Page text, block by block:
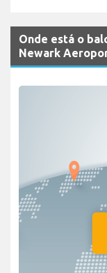
Onde está o
Newark